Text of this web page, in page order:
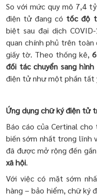
So với mức quy mô 7,4
điện tử đang có tốc độ
biệt sau đại dịch
quan chính phủ trên toàn
giấy tờ. Theo thống kê,
đối tác chuyển sang
điện tử như một phần tất
Ứng dụng chữ ký điện tử
Báo cáo của Certinal cho
biến sớm nhất trong lĩnh
đã được mở rộng đến
xã hội.
Với việc có mặt sớm
hàng – bảo hiểm, chữ ký